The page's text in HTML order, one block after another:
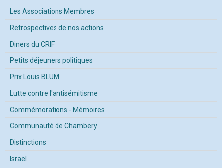
Les Associations Membres
Retrospectives de nos actions
Diners du CRIF
Petits déjeuners politiques
Prix Louis BLUM
Lutte contre l'antisémitisme
Commémorations - Mémoires
Communauté de Chambery
Distinctions
Israël